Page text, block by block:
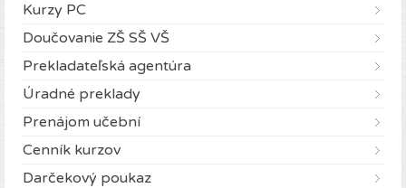
Kurzy PC
Doučovanie ZŠ SŠ VŠ
Prekladateľská agentúra
Úradné preklady
Prenájom učební
Cenník kurzov
Darčekový poukaz